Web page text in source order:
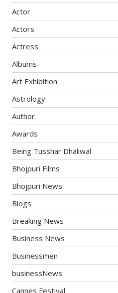
Actor
Actors
Actress
Albums
Art Exhibition
Astrology
Author
Awards
Being Tusshar Dhaliwal
Bhojpuri Films
Bhojpuri News
Blogs
Breaking News
Business News
Businessmen
businessNews
Cannes Festival